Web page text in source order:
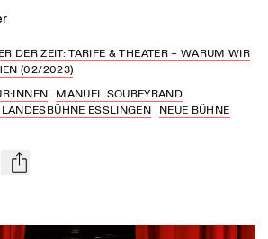
DER ZEIT: TARIFE & THEATER – WARUM WIR
(02/2023)
MANUEL SOUBEYRAND
ESSLINGEN
NEUE BÜHNE
mail